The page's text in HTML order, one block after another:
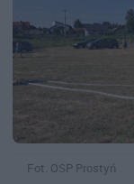
Fot. OSP Prostyń